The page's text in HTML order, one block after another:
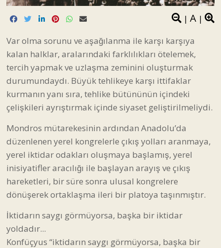
| A |
Var olma sorunu ve aşağılanma ile karşı karşıya
kalan halklar, aralarındaki farklılıkları ötelemek,
tercih yapmak ve uzlaşma zeminini oluşturmak
durumundaydı. Büyük tehlikeye karşı ittifaklar
kurmanın yanı sıra, tehlike bütününün içindeki
çelişkileri ayrıştırmak içinde siyaset geliştirilmeliydi.
Mondros mütarekesinin ardından Anadolu’da
düzenlenen yerel kongrelerle çıkış yolları aranmaya,
yerel iktidar odakları oluşmaya başlamış, yerel
inisiyatifler aracılığı ile başlayan arayış ve çıkış
hareketleri, bir süre sonra ulusal kongrelere
dönüşerek ortaklaşma ileri bir platoya taşınmıştır.
İktidarın saygı görmüyorsa, başka bir iktidar
yoldadır...
Konfüçyus “iktidarın saygı görmüyorsa, başka bir